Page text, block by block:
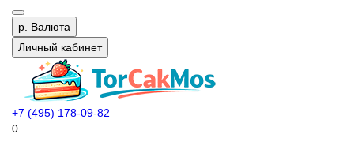
р. Валюта
Личный кабинет
+7 (495) 178-09-82
0